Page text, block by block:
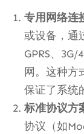
专用网络连
或设备，通
GPRS、
网。这种方
保证了系统
标准协议方
协议（如